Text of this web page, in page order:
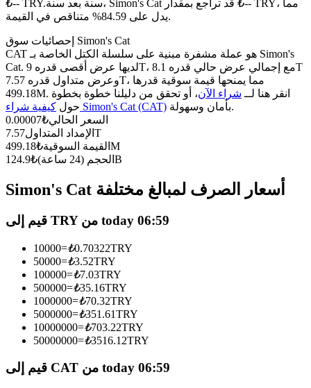
العقود الآجلة باستخدام USDC كضمان
نسخ التداول
انضم إلى أفضل المتداولين
كن متداول نسخ
استمتع بتقاسم الأرباح وعمولات نسخ التداول
₺-- TRY.سنة بعد سنة، Simon's Cat قد تراجع بمقدار ₺-- TRY، مما
يدل على 84.59% متناقص في القيمة.
إحصائيات سوق Simon's Cat
CAT هو عملة مشفرة مبنية على سلسلة الكتل الخاصة بـ Simon's
Cat. لديها عرض أقصى قدره 9T، مع إجمالي عرض حالي قدره 8.1T
وعرض متداول قدره 7.57T، مما يمنحها قيمة سوقية قدرها
499.18M. انقر هنا لــ شراء الآن، أو تحقق من دليلنا خطوة بخطوة
حول كيفية شراء Simon's Cat (CAT)
بأمان وسهولة.
السعر الحالي₺
0.00007
الإمداد المتداول 7.57T
القيمة السوقية₺
499.18M
الحجم (24 ساعة)
₺ 124.9B
Simon's Cat أسعار الصرف لمبالغ مختلفة
قيم إلى TRY من today 06:59
10000=₺0.70322TRY
50000=₺3.52TRY
100000=₺7.03TRY
500000=₺35.16TRY
1000000=₺70.32TRY
5000000=₺351.61TRY
10000000=₺703.22TRY
50000000=₺3516.12TRY
قيم إلى CAT من today 06:59